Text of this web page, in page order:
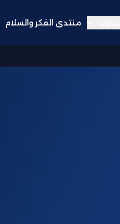
منتدى الفكر والسلام